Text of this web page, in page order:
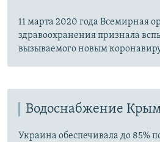
11 марта 2020 года Всемирная
здравоохранения признала
вызываемого новым
Водоснабжение
Украина обеспечивала до 85%